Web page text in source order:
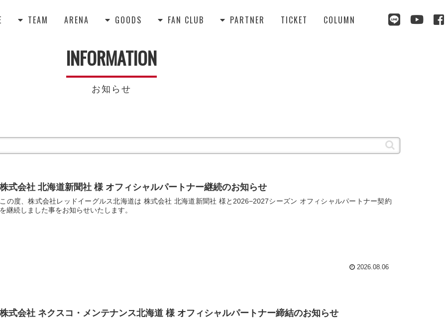
 TEAM ARENA  GOODS  FAN CLUB  PARTNER TICKET COLUMN   
INFORMATION
お知らせ
株式会社 北海道新聞社 様 オフィシャルパートナー継続のお知らせ
この度、株式会社レッドイーグルス北海道は 株式会社 北海道新聞社 様と2026−2027シーズン オフィシャルパートナー契約
を継続しました事をお知らせいたします。
2026.08.06
株式会社 ネクスコ・メンテナンス北海道 様 オフィシャルパートナー締結のお知らせ